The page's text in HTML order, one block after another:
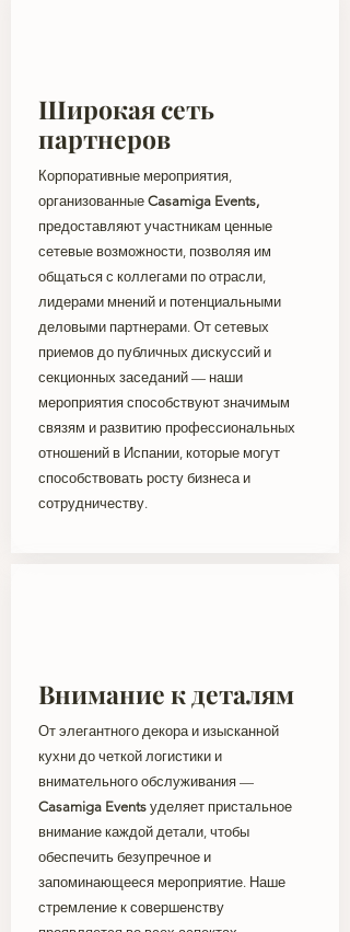
Широкая сеть
партнеров
Корпоративные мероприятия,
организованные Casamiga Events,
предоставляют участникам ценные
сетевые возможности, позволяя им
общаться с коллегами по отрасли,
лидерами мнений и потенциальными
деловыми партнерами. От сетевых
приемов до публичных дискуссий и
секционных заседаний — наши
мероприятия способствуют значимым
связям и развитию профессиональных
отношений в Испании, которые могут
способствовать росту бизнеса и
сотрудничеству.
Внимание к деталям
От элегантного декора и изысканной
кухни до четкой логистики и
внимательного обслуживания —
Casamiga Events уделяет пристальное
внимание каждой детали, чтобы
обеспечить безупречное и
запоминающееся мероприятие. Наше
стремление к совершенству